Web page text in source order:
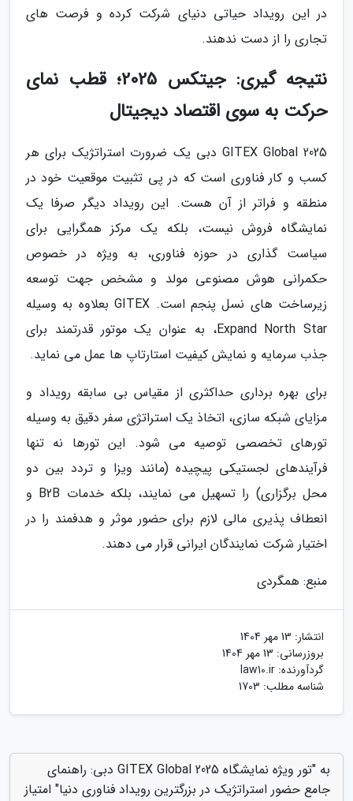
در این رویداد حیاتی دنیای شرکت کرده و فرصت های
تجاری را از دست ندهند.
نتیجه گیری: جیتکس 2025؛ قطب نمای
حرکت به سوی اقتصاد دیجیتال
GITEX Global 2025 دبی یک ضرورت استراتژیک برای هر
کسب و کار فناوری است که در پی تثبیت موقعیت خود در
منطقه و فراتر از آن هست. این رویداد دیگر صرفا یک
نمایشگاه فروش نیست، بلکه یک مرکز همگرایی برای
سیاست گذاری در حوزه فناوری، به ویژه در خصوص
حکمرانی هوش مصنوعی مولد و مشخص جهت توسعه
زیرساخت های نسل پنجم است. GITEX بعلاوه به وسیله
Expand North Star، به عنوان یک موتور قدرتمند برای
جذب سرمایه و نمایش کیفیت استارتاپ ها عمل می نماید.
برای بهره برداری حداکثری از مقیاس بی سابقه رویداد و
مزایای شبکه سازی، اتخاذ یک استراتژی سفر دقیق به وسیله
تورهای تخصصی توصیه می شود. این تورها نه تنها
فرآیندهای لجستیکی پیچیده (مانند ویزا و تردد بین دو
محل برگزاری) را تسهیل می نمایند، بلکه خدمات B2B و
انعطاف پذیری مالی لازم برای حضور موثر و هدفمند را در
اختیار شرکت نمایندگان ایرانی قرار می دهند.
منبع: همگردی
انتشار: 13 مهر 1404
بروزرسانی: 13 مهر 1404
گردآورنده: law10.ir
شناسه مطلب: 1703
به "تور ویژه نمایشگاه GITEX Global 2025 دبی: راهنمای
جامع حضور استراتژیک در بزرگترین رویداد فناوری دنیا" امتیاز